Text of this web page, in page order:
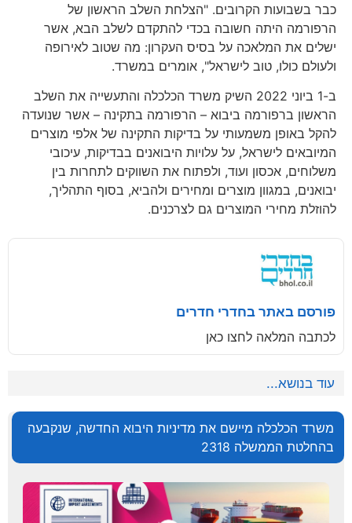
כבר בשבועות הקרובים. "הצלחת השלב הראשון של
הרפורמה היתה חשובה בכדי להתקדם לשלב הבא, אשר
ישלים את המלאכה על בסיס העקרון: מה שטוב לאירופה
ולעולם כולו, טוב לישראל", אומרים במשרד.
ב-1 ביוני 2022 השיק משרד הכלכלה והתעשייה את השלב
הראשון ברפורמה ביבוא – הרפורמה בתקינה – אשר שנועדה
להקל באופן משמעותי על בדיקות התקינה של אלפי מוצרים
המיובאים לישראל, על עלויות היבואנים בבדיקות, עיכובי
משלוחים, אכסון ועוד, ולפתוח את השווקים לתחרות בין
יבואנים, במגוון מוצרים ומחירים ולהביא, בסוף התהליך,
להוזלת מחירי המוצרים גם לצרכנים.
פורסם באתר בחדרי חדרים
לכתבה המלאה לחצו כאן
עוד בנושא...
משרד הכלכלה מיישם את מדיניות היבוא החדשה, שנקבעה
בהחלטת הממשלה 2318